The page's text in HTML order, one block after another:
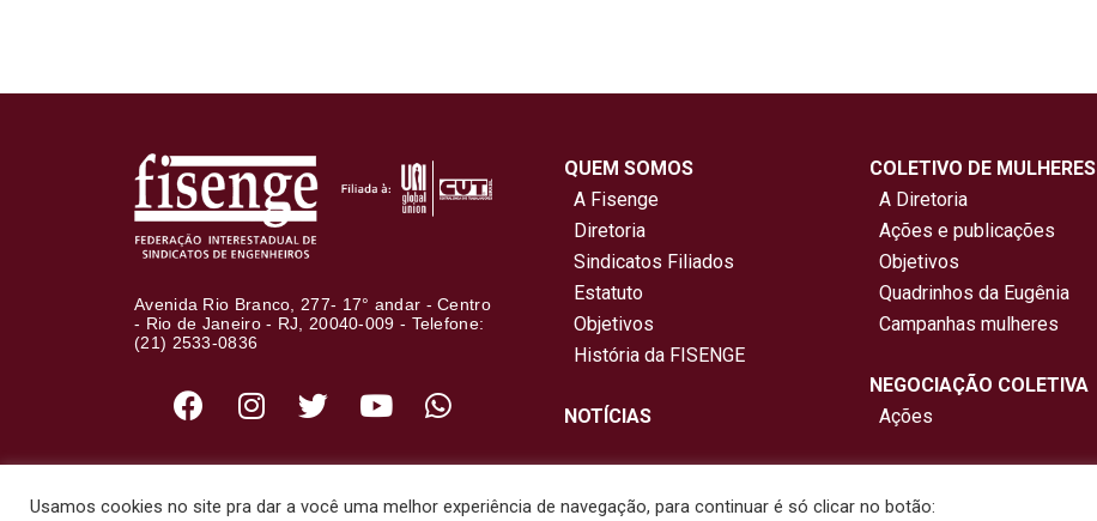
Avenida Rio Branco, 277- 17° andar - Centro
- Rio de Janeiro - RJ, 20040-009 - Telefone:
(21) 2533-0836
QUEM SOMOS
A Fisenge
Diretoria
Sindicatos Filiados
Estatuto
Objetivos
História da FISENGE
NOTÍCIAS
COLETIVO DE MULHERES
A Diretoria
Ações e publicações
Objetivos
Quadrinhos da Eugênia
Campanhas mulheres
NEGOCIAÇÃO COLETIVA
Ações
Usamos cookies no site pra dar a você uma melhor experiência de navegação, para continuar é só clicar no botão: